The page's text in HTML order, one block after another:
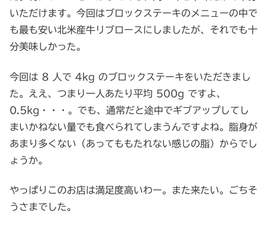
いただけます。今回はブロックステーキのメニューの中で
も最も安い北米産牛リブロースにしましたが、それでも十
分美味しかった。
今回は 8 人で 4kg のブロックステーキをいただきまし
た。ええ、つまり一人あたり平均 500g ですよ、
0.5kg・・・。でも、通常だと途中でギブアップしてし
まいかねない量でも食べられてしまうんですよね。脂身が
あまり多くない（あってももたれない感じの脂）からでし
ょうか。
やっぱりこのお店は満足度高いわー。また来たい。ごちそ
うさまでした。